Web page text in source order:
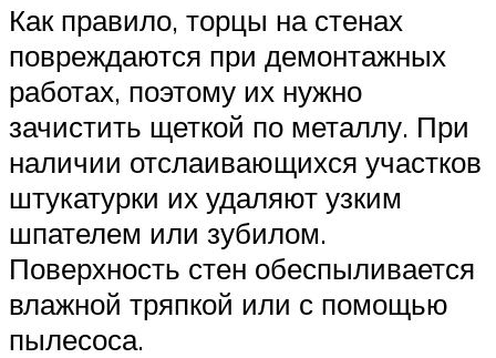
Как правило, торцы на стенах
повреждаются при демонтажных
работах, поэтому их нужно
зачистить щеткой по металлу. При
наличии отслаивающихся участков
штукатурки их удаляют узким
шпателем или зубилом.
Поверхность стен обеспыливается
влажной тряпкой или с помощью
пылесоса.